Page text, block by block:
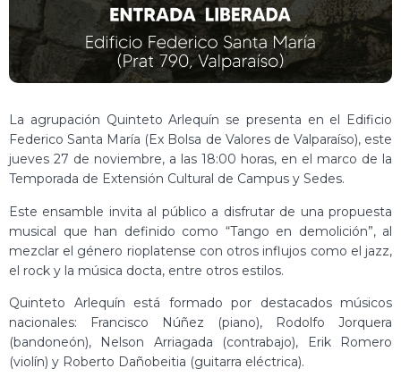
La agrupación Quinteto Arlequín se presenta en el Edificio
Federico Santa María (Ex Bolsa de Valores de Valparaíso), este
jueves 27 de noviembre, a las 18:00 horas, en el marco de la
Temporada de Extensión Cultural de Campus y Sedes.
Este ensamble invita al público a disfrutar de una propuesta
musical que han definido como “Tango en demolición”, al
mezclar el género rioplatense con otros influjos como el jazz,
el rock y la música docta, entre otros estilos.
Quinteto Arlequín está formado por destacados músicos
nacionales: Francisco Núñez (piano), Rodolfo Jorquera
(bandoneón), Nelson Arriagada (contrabajo), Erik Romero
(violín) y Roberto Dañobeitia (guitarra eléctrica).